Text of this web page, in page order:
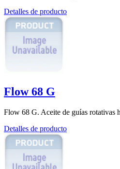
Detalles de producto
Flow 68 G
Flow 68 G. Aceite de guías rotativas
Detalles de producto